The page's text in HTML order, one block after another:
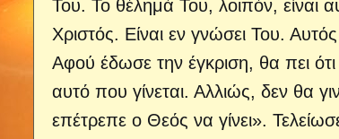
Του. Το θέλημά Του, λοιπόν, είναι
Χριστός. Είναι εν γνώσει Του.
Αφού έδωσε την έγκριση, θα πει
αυτό που γίνεται. Αλλιώς, δεν θα
επέτρεπε ο Θεός να γίνει».